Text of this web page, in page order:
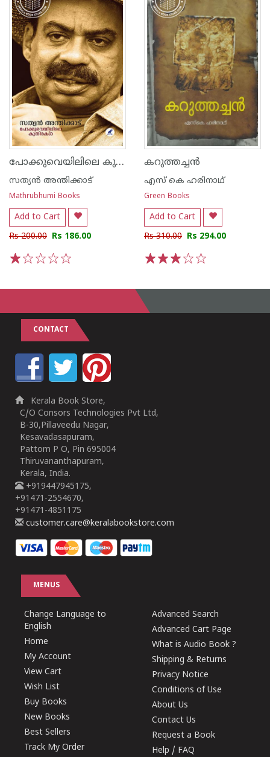
പോക്കുവെയിലിലെ കുതിരകൾ
സത്യന്‍ അന്തിക്കാട്‌
Mathrubhumi Books
Add to Cart
Rs 200.00 Rs 186.00
കറുത്തച്ചന്‍
എസ് കെ ഹരിനാഥ്
Green Books
Add to Cart
Rs 310.00 Rs 294.00
CONTACT
Kerala Book Store,
C/O Consors Technologies Pvt Ltd,
B-30,Pillaveedu Nagar,
Kesavadasapuram,
Pattom P O, Pin 695004
Thiruvananthapuram,
Kerala, India.
+919447945175,
+91471-2554670,
+91471-4851175
customer.care@keralabookstore.com
MENUS
Change Language to
English
Home
My Account
View Cart
Wish List
Buy Books
New Books
Best Sellers
Track My Order
Advanced Search
Advanced Cart Page
What is Audio Book ?
Shipping & Returns
Privacy Notice
Conditions of Use
About Us
Contact Us
Request a Book
Help / FAQ